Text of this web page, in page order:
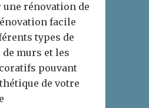
rénovation de
facile
types de
murs et les
pouvant
de votre